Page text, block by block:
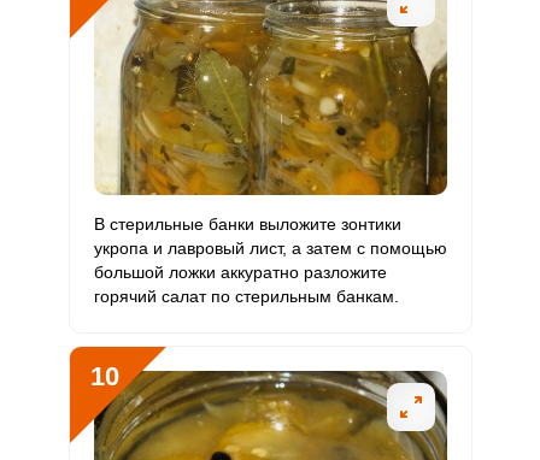
В стерильные банки выложите зонтики
укропа и лавровый лист, а затем с помощью
большой ложки аккуратно разложите
горячий салат по стерильным банкам.
10